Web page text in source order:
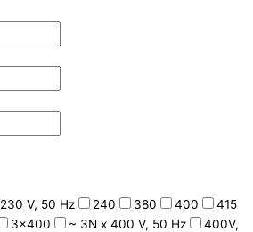
230 V, 50 Hz 240 380 400
415
3x400 ~ 3N x 400 V, 50 Hz
400V,